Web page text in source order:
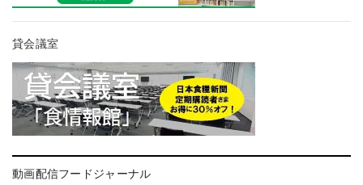
貸会議室
動画配信フードジャーナル